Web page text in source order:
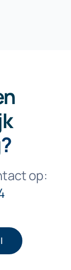
?
op: